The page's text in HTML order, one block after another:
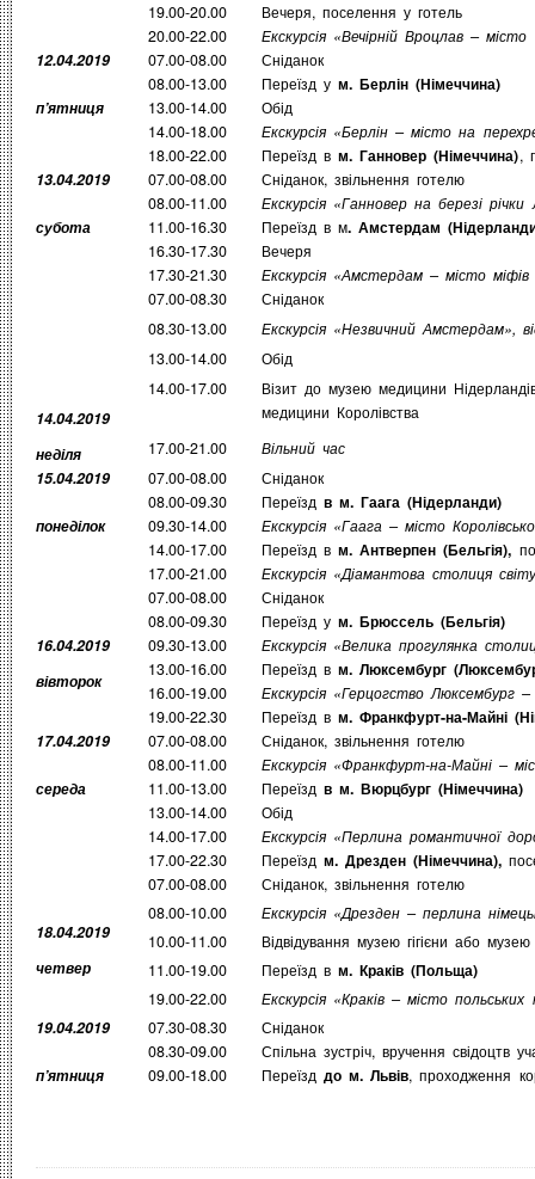
19.00-20.00
Вечеря, поселення у готель
20.00-22.00
Екскурсія «Вечірній Вроцлав – місто
12.04.2019
п’ятниця
07.00-08.00
Сніданок
08.00-13.00
Переїзд ум. Берлін (Німеччина)
13.00-14.00
Обід
14.00-18.00
Екскурсія «Берлін – місто на
18.00-22.00
Переїзд вм. Ганновер (Німеччина),
13.04.2019
субота
07.00-08.00
Сніданок, звільнення готелю
08.00-11.00
Екскурсія «Ганновер на березі
11.00-16.30
Переїзд в м. Амстердам
16.30-17.30
Вечеря
17.30-21.30
Екскурсія «Амстердам – місто міфів
14.04.2019
неділя
07.00-08.30
Сніданок
08.30-13.00
Екскурсія «Незвичний Амстердам»,
13.00-14.00
Обід
14.00-17.00
Візит до музею медицини
медицини Королівства
17.00-21.00
Вільний час
15.04.2019
понеділок
07.00-08.00
Сніданок
08.00-09.30
Переїздв м. Гаага (Нідерланди)
09.30-14.00
Екскурсія «Гаага – місто
14.00-17.00
Переїзд вм. Антверпен (Бельгія),
17.00-21.00
Екскурсія «Діамантова столиця
16.04.2019
вівторок
07.00-08.00
Сніданок
08.00-09.30
Переїзд ум. Брюссель (Бельгія)
09.30-13.00
Екскурсія «Велика прогулянка
13.00-16.00
Переїзд вм. Люксембург
16.00-19.00
Екскурсія «Герцогство Люксембург
19.00-22.30
Переїзд вм. Франкфурт-на-Майні
17.04.2019
середа
07.00-08.00
Сніданок, звільнення готелю
08.00-11.00
Екскурсія «Франкфурт-на-Майні –
11.00-13.00
Переїздв м. Вюрцбург (Німеччина)
13.00-14.00
Обід
14.00-17.00
Екскурсія «Перлина романтичної
17.00-22.30
Переїздм. Дрезден (Німеччина),
18.04.2019
четвер
07.00-08.00
Сніданок, звільнення готелю
08.00-10.00
Екскурсія «Дрезден – перлина
10.00-11.00
Відвідування музею гігієни або
11.00-19.00
Переїзд вм. Краків (Польща)
19.00-22.00
Екскурсія «Краків – місто
19.04.2019
п’ятниця
07.30-08.30
Сніданок
08.30-09.00
Спільна зустріч, вручення свідоцтв
09.00-18.00
Переїзддо м. Львів, проходження